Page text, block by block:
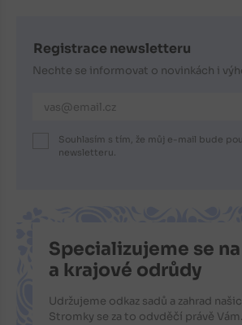
Registrace newsletteru
Nechte se informovat o novinkách i
E-mailová adresa
Souhlasím s tím, že můj e-mail bude
newsletteru.
Specializujeme se
a krajové odrůdy
Udržujeme odkaz sadů a zahrad
Stromky se za to odvděčí právě Vám.